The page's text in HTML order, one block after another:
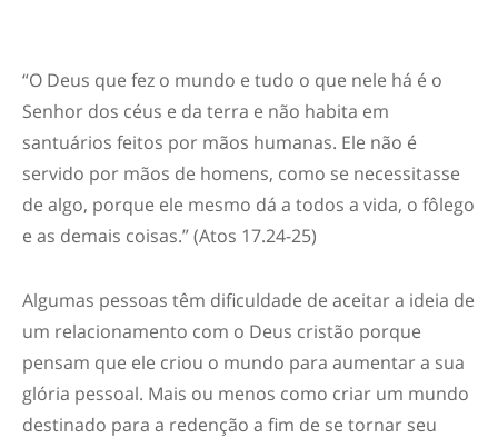
“O Deus que fez o mundo e tudo o que nele há é o
Senhor dos céus e da terra e não habita em
santuários feitos por mãos humanas. Ele não é
servido por mãos de homens, como se necessitasse
de algo, porque ele mesmo dá a todos a vida, o fôlego
e as demais coisas.”(Atos 17.24-25)
Algumas pessoas têm dificuldade de aceitar a ideia de
um relacionamento com o Deus cristão porque
pensam que ele criou o mundo para aumentar a sua
glória pessoal. Mais ou menos como criar um mundo
destinado para a redenção a fim de se tornar seu